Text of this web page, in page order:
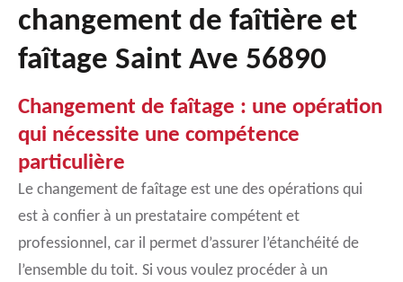
changement de faîtière et
faîtage Saint Ave 56890
Changement de faîtage : une opération
qui nécessite une compétence
particulière
Le changement de faîtage est une des opérations qui
est à confier à un prestataire compétent et
professionnel, car il permet d’assurer l’étanchéité de
l’ensemble du toit. Si vous voulez procéder à un